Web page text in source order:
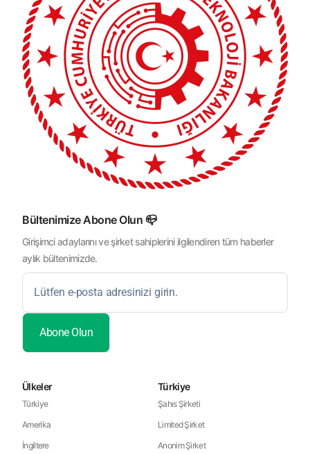
Bültenimize Abone Olun 📪
Girişimci adaylarını ve şirket sahiplerini ilgilendiren tüm haberler
aylık bültenimizde.
Ülkeler
Türkiye
Amerika
İngiltere
Türkiye
Şahıs Şirketi
Limited Şirket
Anonim Şirket